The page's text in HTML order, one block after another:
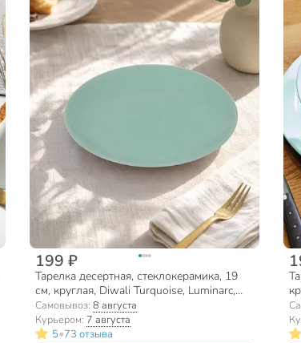
199 ₽
Тарелка десертная, стеклокерамика, 19
см, круглая, Diwali Turquoise, Luminarc,
P2613, бирюзовая
Самовывоз: 8 августа
Курьером: 7 августа
5•73 отзыва